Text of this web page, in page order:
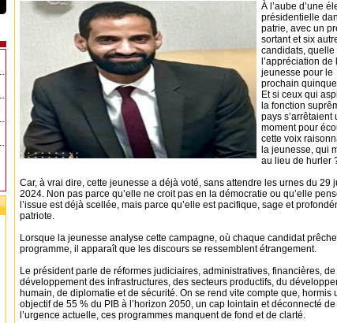
À l’aube d’une
présidentielle
patrie, avec un
sortant et six
candidats, quelle
l’appréciation de
jeunesse pour le
prochain
Et si ceux qui
la fonction
pays s’arrêtaient
moment pour
cette voix
la jeunesse, qui
au lieu de hurler
Car, à vrai dire, cette jeunesse a déjà voté, sans attendre les urnes du 29
2024. Non pas parce qu’elle ne croit pas en la démocratie ou qu’elle
l’issue est déjà scellée, mais parce qu’elle est pacifique, sage et
patriote.
Lorsque la jeunesse analyse cette campagne, où chaque candidat
programme, il apparaît que les discours se ressemblent étrangement.
Le président parle de réformes judiciaires, administratives, financières, de
développement des infrastructures, des secteurs productifs, du
humain, de diplomatie et de sécurité. On se rend vite compte que, hormis
objectif de 55 % du PIB à l’horizon 2050, un cap lointain et déconnecté de
l’urgence actuelle, ces programmes manquent de fond et de clarté.